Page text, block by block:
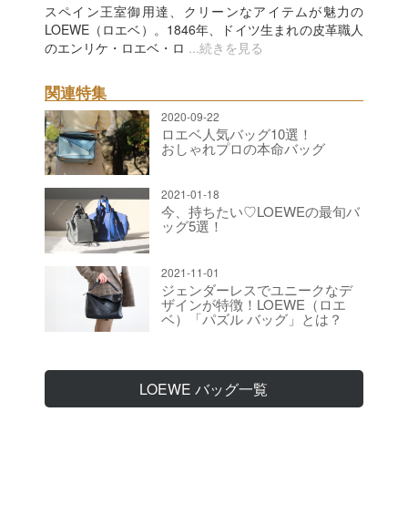
スペイン王室御用達、クリーンなアイテムが魅力の
LOEWE（ロエベ）。1846年、ドイツ生まれの皮革職人
のエンリケ・ロエベ・ロ ...続きを見る
関連特集
2020-09-22
ロエベ人気バッグ10選！
おしゃれプロの本命バッグ
2021-01-18
今、持ちたい♡LOEWEの最旬バ
ッグ5選！
2021-11-01
ジェンダーレスでユニークなデ
ザインが特徴！LOEWE（ロエ
ベ）「パズル バッグ」とは？
LOEWE バッグ一覧